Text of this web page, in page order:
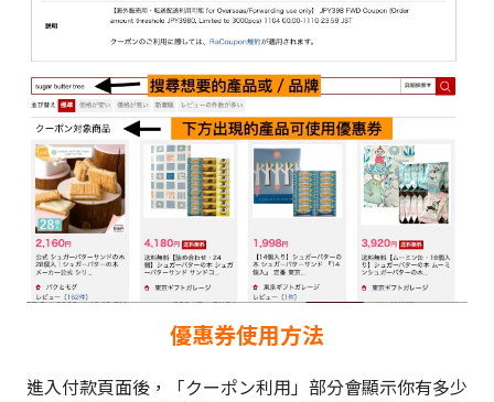
優惠券使用方法
進入付款頁面後，「クーポン利用」部分會顯示你有多少